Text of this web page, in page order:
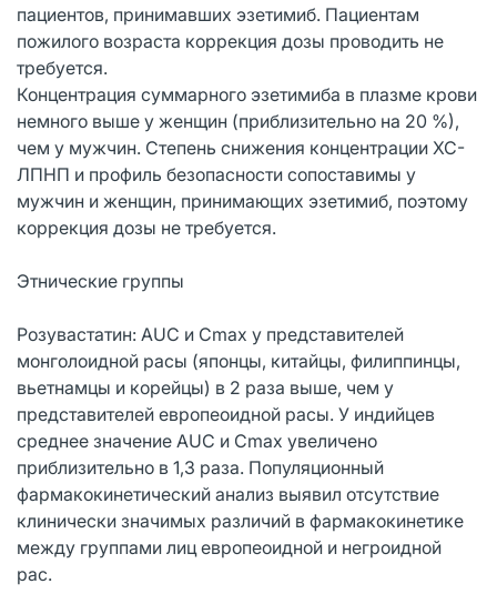
пациентов, принимавших эзетимиб. Пациентам
пожилого возраста коррекция дозы проводить не
требуется.
Концентрация суммарного эзетимиба в плазме крови
немного выше у женщин (приблизительно на 20 %),
чем у мужчин. Степень снижения концентрации ХС-
ЛПНП и профиль безопасности сопоставимы у
мужчин и женщин, принимающих эзетимиб, поэтому
коррекция дозы не требуется.
Этнические группы
Розувастатин: AUC и Cmax у представителей
монголоидной расы (японцы, китайцы, филиппинцы,
вьетнамцы и корейцы) в 2 раза выше, чем у
представителей европеоидной расы. У индийцев
среднее значение AUC и Cmax увеличено
приблизительно в 1,3 раза. Популяционный
фармакокинетический анализ выявил отсутствие
клинически значимых различий в фармакокинетике
между группами лиц европеоидной и негроидной
рас.